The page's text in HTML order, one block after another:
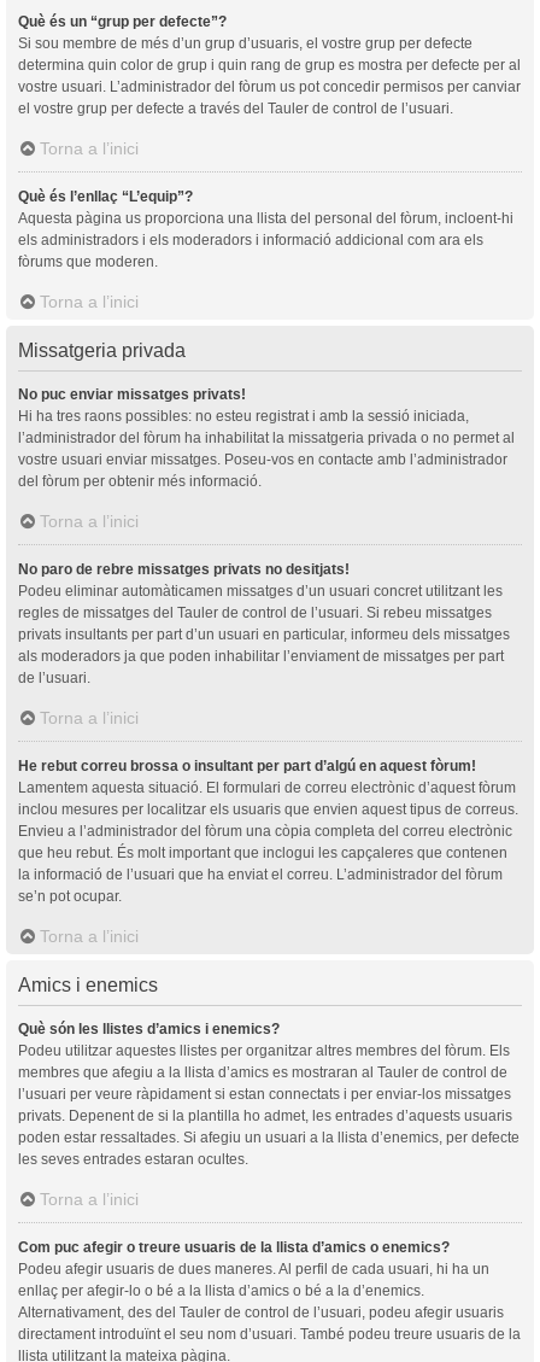
Què és un “grup per defecte”?
Si sou membre de més d’un grup d’usuaris, el vostre grup per defecte
determina quin color de grup i quin rang de grup es mostra per defecte per al
vostre usuari. L’administrador del fòrum us pot concedir permisos per canviar
el vostre grup per defecte a través del Tauler de control de l’usuari.
Torna a l’inici
Què és l’enllaç “L’equip”?
Aquesta pàgina us proporciona una llista del personal del fòrum, incloent-hi
els administradors i els moderadors i informació addicional com ara els
fòrums que moderen.
Torna a l’inici
Missatgeria privada
No puc enviar missatges privats!
Hi ha tres raons possibles: no esteu registrat i amb la sessió iniciada,
l’administrador del fòrum ha inhabilitat la missatgeria privada o no permet al
vostre usuari enviar missatges. Poseu-vos en contacte amb l’administrador
del fòrum per obtenir més informació.
Torna a l’inici
No paro de rebre missatges privats no desitjats!
Podeu eliminar automàticamen missatges d’un usuari concret utilitzant les
regles de missatges del Tauler de control de l’usuari. Si rebeu missatges
privats insultants per part d’un usuari en particular, informeu dels missatges
als moderadors ja que poden inhabilitar l’enviament de missatges per part
de l’usuari.
Torna a l’inici
He rebut correu brossa o insultant per part d’algú en aquest fòrum!
Lamentem aquesta situació. El formulari de correu electrònic d’aquest fòrum
inclou mesures per localitzar els usuaris que envien aquest tipus de correus.
Envieu a l’administrador del fòrum una còpia completa del correu electrònic
que heu rebut. És molt important que inclogui les capçaleres que contenen
la informació de l’usuari que ha enviat el correu. L’administrador del fòrum
se’n pot ocupar.
Torna a l’inici
Amics i enemics
Què són les llistes d’amics i enemics?
Podeu utilitzar aquestes llistes per organitzar altres membres del fòrum. Els
membres que afegiu a la llista d’amics es mostraran al Tauler de control de
l’usuari per veure ràpidament si estan connectats i per enviar-los missatges
privats. Depenent de si la plantilla ho admet, les entrades d’aquests usuaris
poden estar ressaltades. Si afegiu un usuari a la llista d’enemics, per defecte
les seves entrades estaran ocultes.
Torna a l’inici
Com puc afegir o treure usuaris de la llista d’amics o enemics?
Podeu afegir usuaris de dues maneres. Al perfil de cada usuari, hi ha un
enllaç per afegir-lo o bé a la llista d’amics o bé a la d’enemics.
Alternativament, des del Tauler de control de l’usuari, podeu afegir usuaris
directament introduïnt el seu nom d’usuari. També podeu treure usuaris de la
llista utilitzant la mateixa pàgina.